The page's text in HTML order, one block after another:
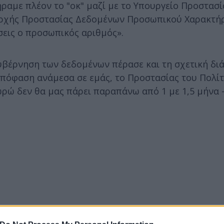
πλέον το "οκ" μαζί με το Υπουργείο
Προστασίας Δεδομένων Προσωπικού
ο προσωπικός αριθμός».
των δεδομένων πέρασε και τη σχετική
ανάμεσα σε εμάς, το Προστασίας του
δεν θα μας πάρει παραπάνω από 1 με 1,5 μήνα